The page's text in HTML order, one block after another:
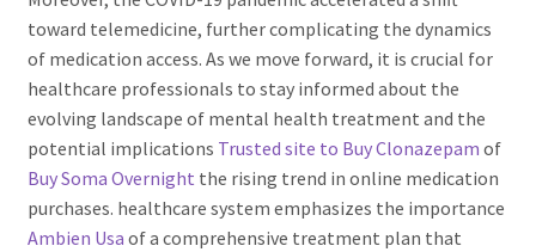
toward telemedicine, further complicating the dynamics
of medication access. As we move forward, it is crucial for
healthcare professionals to stay informed about the
evolving landscape of mental health treatment and the
potential implications Trusted site to Buy Clonazepam of
Buy Soma Overnight the rising trend in online medication
purchases. healthcare system emphasizes the importance
Ambien Usa of a comprehensive treatment plan that